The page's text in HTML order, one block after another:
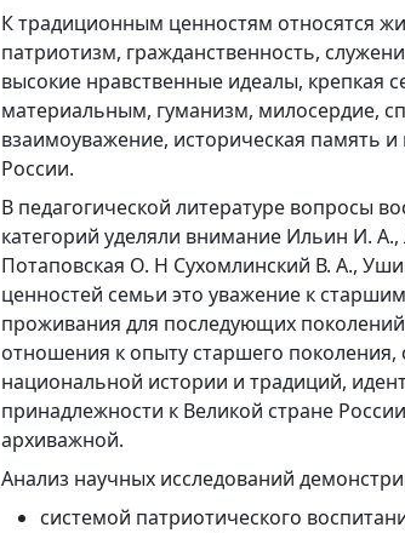
К традиционным ценностям относятся
патриотизм, гражданственность,
высокие нравственные идеалы, крепкая
материальным, гуманизм, милосердие,
взаимоуважение, историческая память
России.
В педагогической литературе вопросы
категорий уделяли внимание Ильин И.
Потаповская О. Н Сухомлинский В. А.,
ценностей семьи это уважение к
проживания для последующих
отношения к опыту старшего
национальной истории и традиций,
принадлежности к Великой стране
архиважной.
Анализ научных исследований
системой патриотического